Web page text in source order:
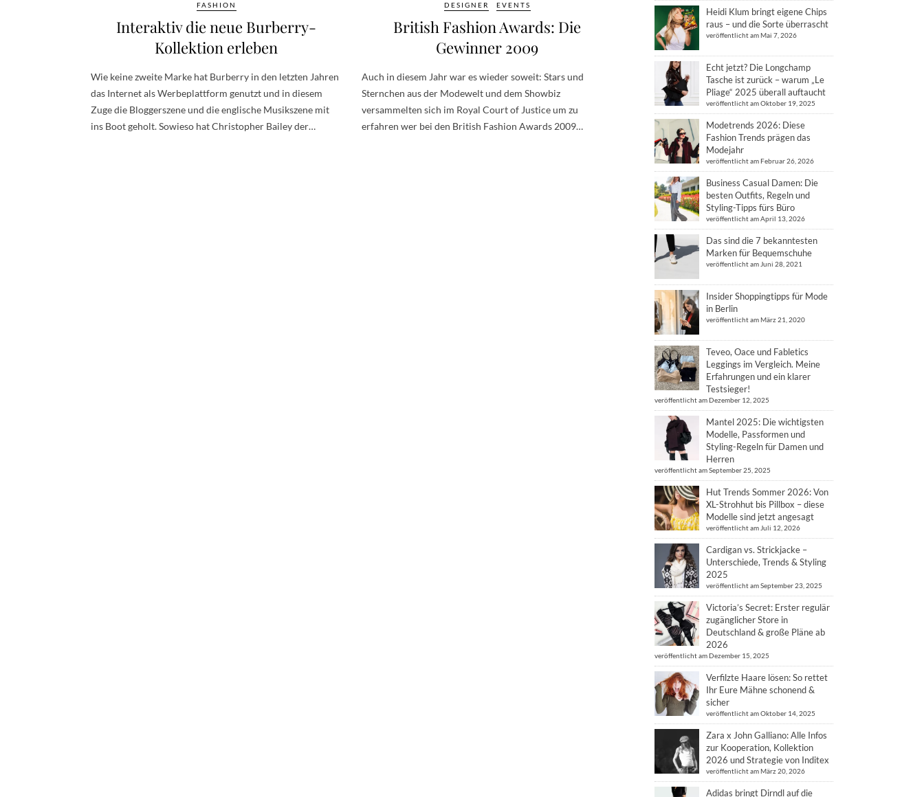
FASHION
Interaktiv die neue Burberry-
Kollektion erleben
Wie keine zweite Marke hat Burberry in den letzten Jahren
das Internet als Werbeplattform genutzt und in diesem
Zuge die Bloggerszene und die englische Musikszene mit
ins Boot geholt. Sowieso hat Christopher Bailey der…
DESIGNER EVENTS
British Fashion Awards: Die
Gewinner 2009
Auch in diesem Jahr war es wieder soweit: Stars und
Sternchen aus der Modewelt und dem Showbiz
versammelten sich im Royal Court of Justice um zu
erfahren wer bei den British Fashion Awards 2009…
Heidi Klum bringt eigene Chips
raus – und die Sorte überrascht
veröffentlicht am Mai 7, 2026
Echt jetzt? Die Longchamp
Tasche ist zurück – warum „Le
Pliage“ 2025 überall auftaucht
veröffentlicht am Oktober 19, 2025
Modetrends 2026: Diese
Fashion Trends prägen das
Modejahr
veröffentlicht am Februar 26, 2026
Business Casual Damen: Die
besten Outfits, Regeln und
Styling-Tipps fürs Büro
veröffentlicht am April 13, 2026
Das sind die 7 bekanntesten
Marken für Bequemschuhe
veröffentlicht am Juni 28, 2021
Insider Shoppingtipps für Mode
in Berlin
veröffentlicht am März 21, 2020
Teveo, Oace und Fabletics
Leggings im Vergleich. Meine
Erfahrungen und ein klarer
Testsieger!
veröffentlicht am Dezember 12, 2025
Mantel 2025: Die wichtigsten
Modelle, Passformen und
Styling-Regeln für Damen und
Herren
veröffentlicht am September 25, 2025
Hut Trends Sommer 2026: Von
XL-Strohhut bis Pillbox – diese
Modelle sind jetzt angesagt
veröffentlicht am Juli 12, 2026
Cardigan vs. Strickjacke –
Unterschiede, Trends & Styling
2025
veröffentlicht am September 23, 2025
Victoria’s Secret: Erster regulär
zugänglicher Store in
Deutschland & große Pläne ab
2026
veröffentlicht am Dezember 15, 2025
Verfilzte Haare lösen: So rettet
Ihr Eure Mähne schonend &
sicher
veröffentlicht am Oktober 14, 2025
Zara x John Galliano: Alle Infos
zur Kooperation, Kollektion
2026 und Strategie von Inditex
veröffentlicht am März 20, 2026
Adidas bringt Dirndl auf die